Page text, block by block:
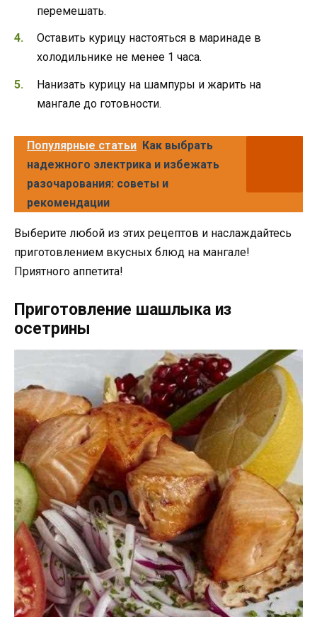
перемешать.
Оставить курицу настояться в маринаде в
холодильнике не менее 1 часа.
Нанизать курицу на шампуры и жарить на
мангале до готовности.
Популярные статьи Как выбрать
надежного электрика и избежать
разочарования: советы и
рекомендации
Выберите любой из этих рецептов и наслаждайтесь
приготовлением вкусных блюд на мангале!
Приятного аппетита!
Приготовление шашлыка из
осетрины